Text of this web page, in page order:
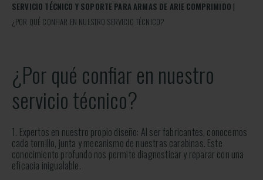
SERVICIO TÉCNICO Y SOPORTE PARA ARMAS DE ARIE COMPRIMIDO
¿POR QUÉ CONFIAR EN NUESTRO SERVICIO TÉCNICO?
¿Por qué confiar en nuestro
servicio técnico?
1. Expertos en nuestro propio diseño: Al ser fabricantes, conocemos
cada tornillo, junta y mecanismo de nuestras carabinas. Este
conocimiento profundo nos permite diagnosticar y reparar con una
eficacia inigualable.